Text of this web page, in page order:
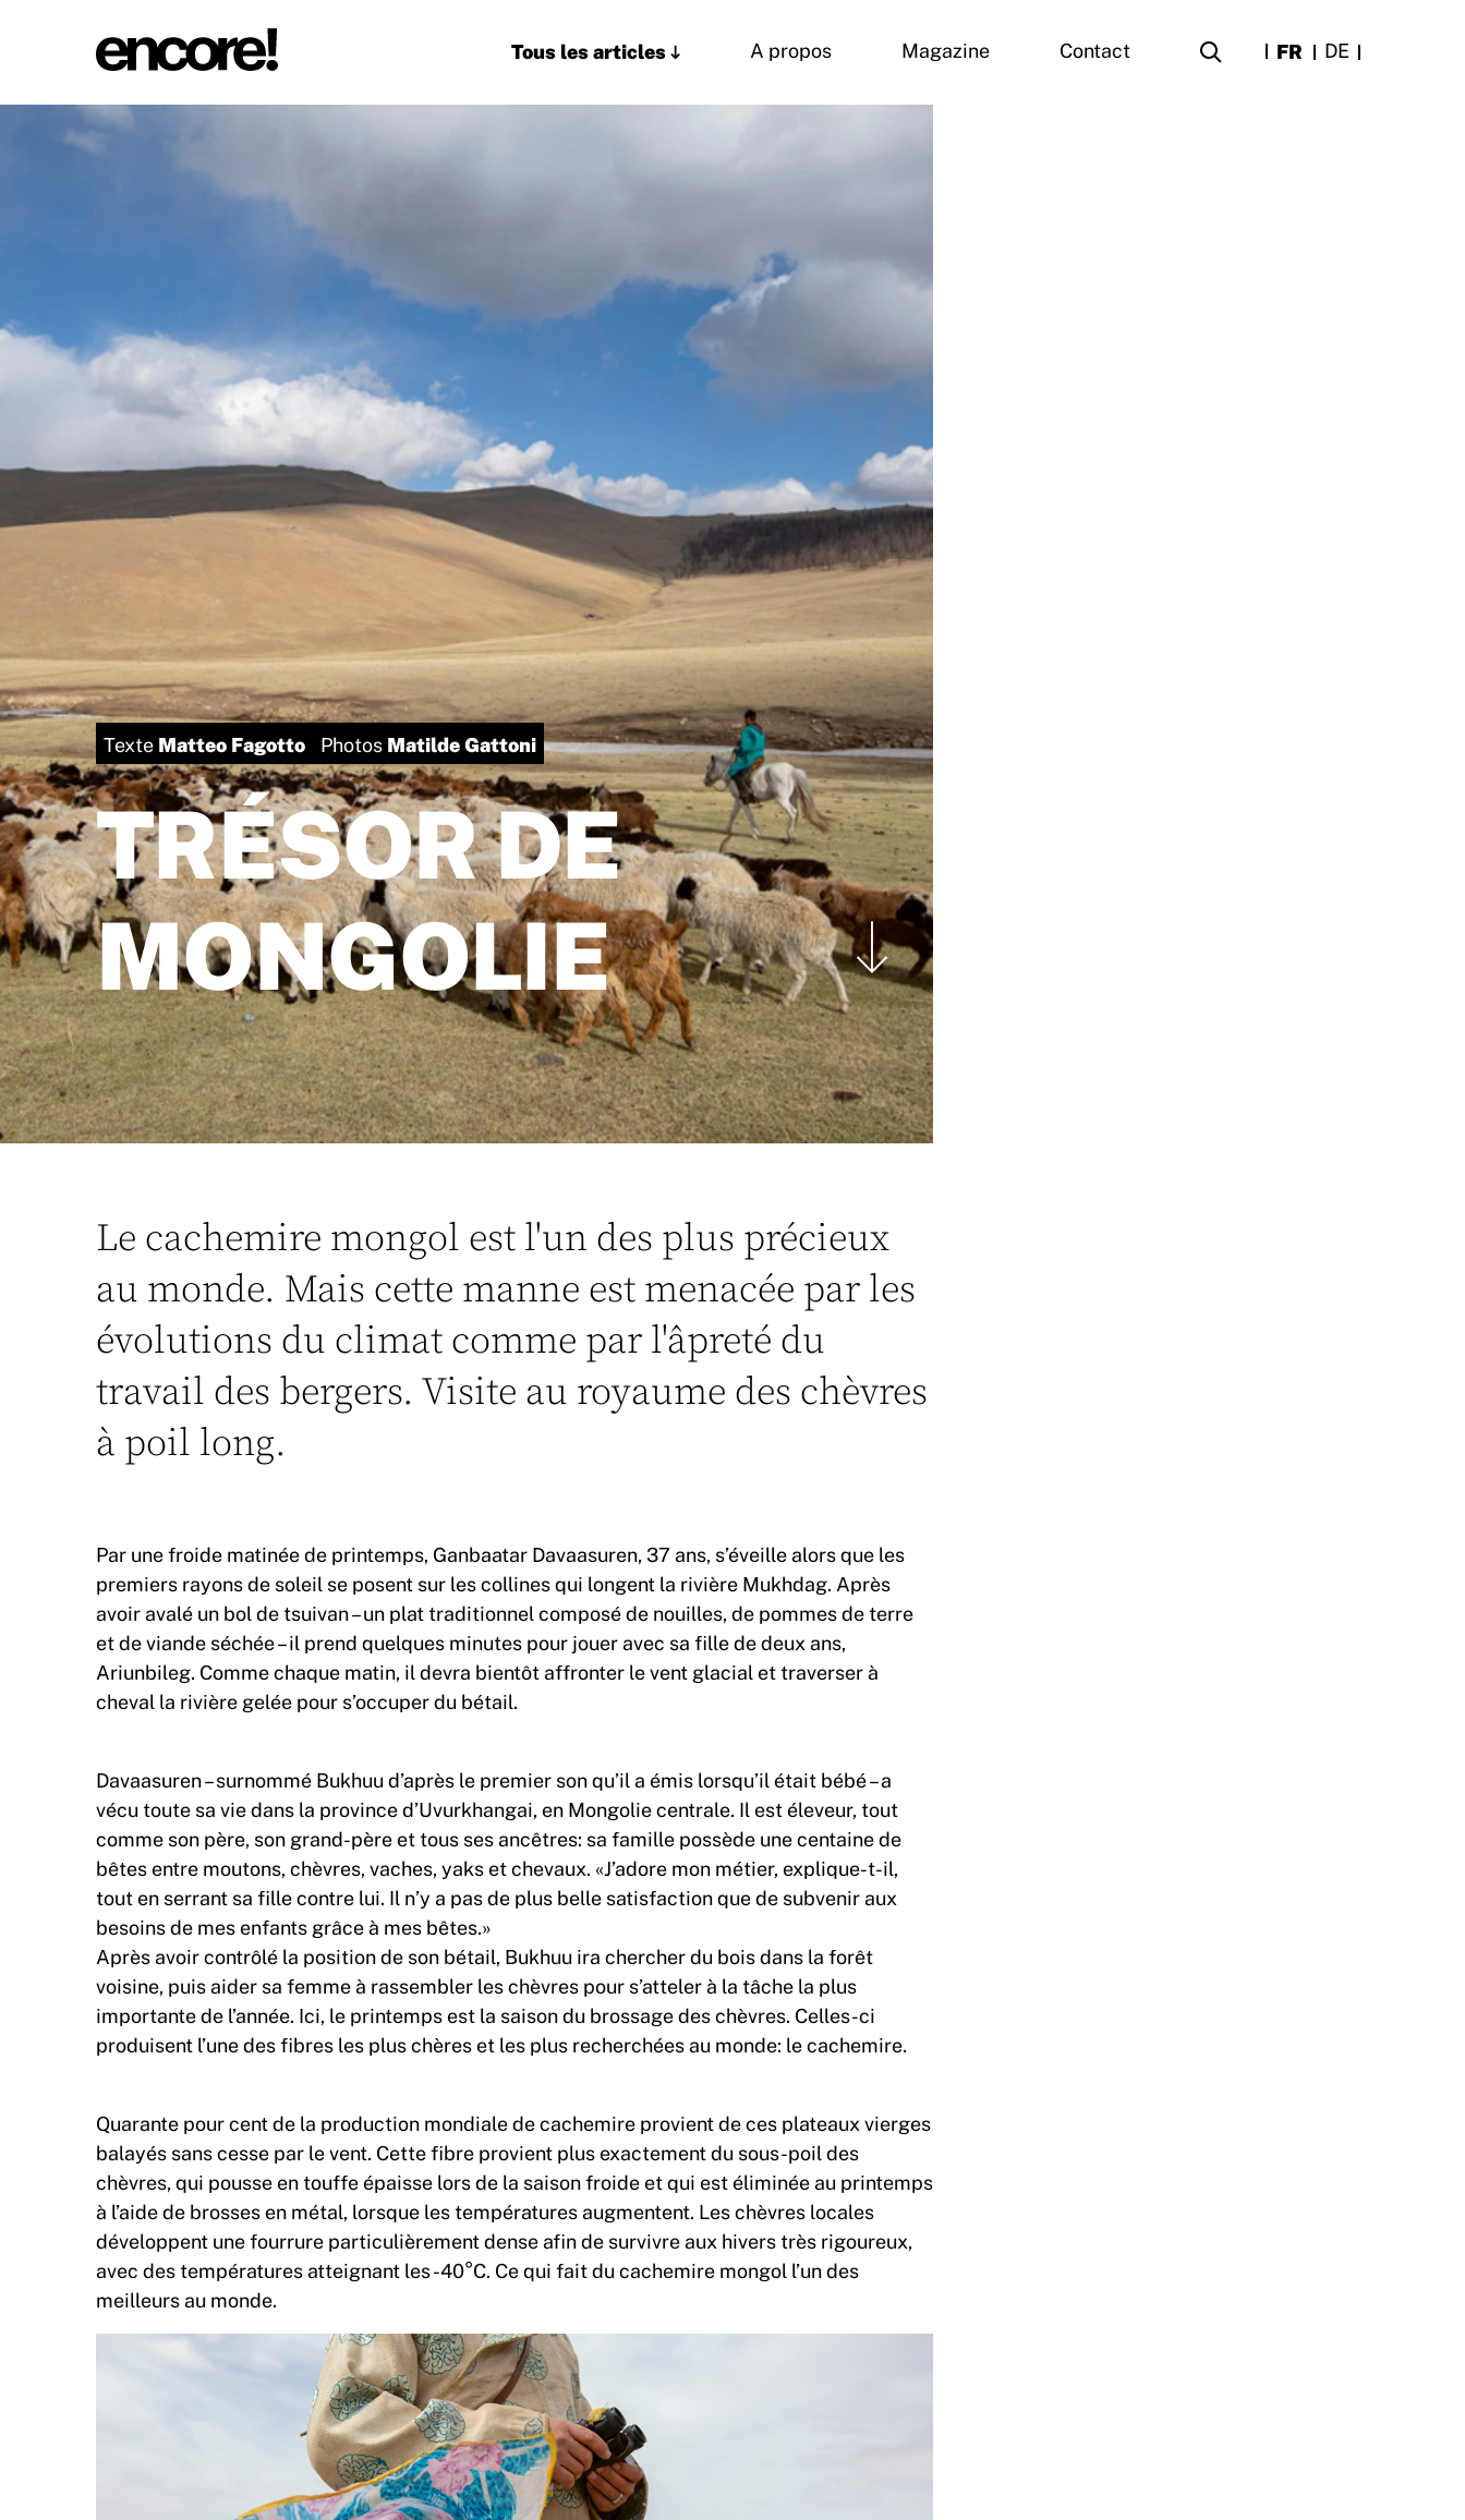
Tous les articles A propos Magazine Contact FR DE
Texte Matteo Fagotto Photos Matilde Gattoni
TRÉSOR DE
MONGOLIE
Le cachemire mongol est l'un des plus précieux
au monde. Mais cette manne est menacée par les
évolutions du climat comme par l'âpreté du
travail des bergers. Visite au royaume des chèvres
à poil long.
Par une froide matinée de printemps, Ganbaatar Davaasuren, 37 ans, s’éveille alors que les
premiers rayons de soleil se posent sur les collines qui longent la rivière Mukhdag. Après
avoir avalé un bol de tsuivan – un plat traditionnel composé de nouilles, de pommes de terre
et de viande séchée – il prend quelques minutes pour jouer avec sa fille de deux ans,
Ariunbileg. Comme chaque matin, il devra bientôt affronter le vent glacial et traverser à
cheval la rivière gelée pour s’occuper du bétail.
Davaasuren – surnommé Bukhuu d’après le premier son qu’il a émis lorsqu’il était bébé – a
vécu toute sa vie dans la province d’Uvurkhangai, en Mongolie centrale. Il est éleveur, tout
comme son père, son grand-père et tous ses ancêtres: sa famille possède une centaine de
bêtes entre moutons, chèvres, vaches, yaks et chevaux. «J’adore mon métier, explique-t-il,
tout en serrant sa fille contre lui. Il n’y a pas de plus belle satisfaction que de subvenir aux
besoins de mes enfants grâce à mes bêtes.»
Après avoir contrôlé la position de son bétail, Bukhuu ira chercher du bois dans la forêt
voisine, puis aider sa femme à rassembler les chèvres pour s’atteler à la tâche la plus
importante de l’année. Ici, le printemps est la saison du brossage des chèvres. Celles-ci
produisent l’une des fibres les plus chères et les plus recherchées au monde: le cachemire.
Quarante pour cent de la production mondiale de cachemire provient de ces plateaux vierges
balayés sans cesse par le vent. Cette fibre provient plus exactement du sous-poil des
chèvres, qui pousse en touffe épaisse lors de la saison froide et qui est éliminée au printemps
à l’aide de brosses en métal, lorsque les températures augmentent. Les chèvres locales
développent une fourrure particulièrement dense afin de survivre aux hivers très rigoureux,
avec des températures atteignant les -40°C. Ce qui fait du cachemire mongol l’un des
meilleurs au monde.